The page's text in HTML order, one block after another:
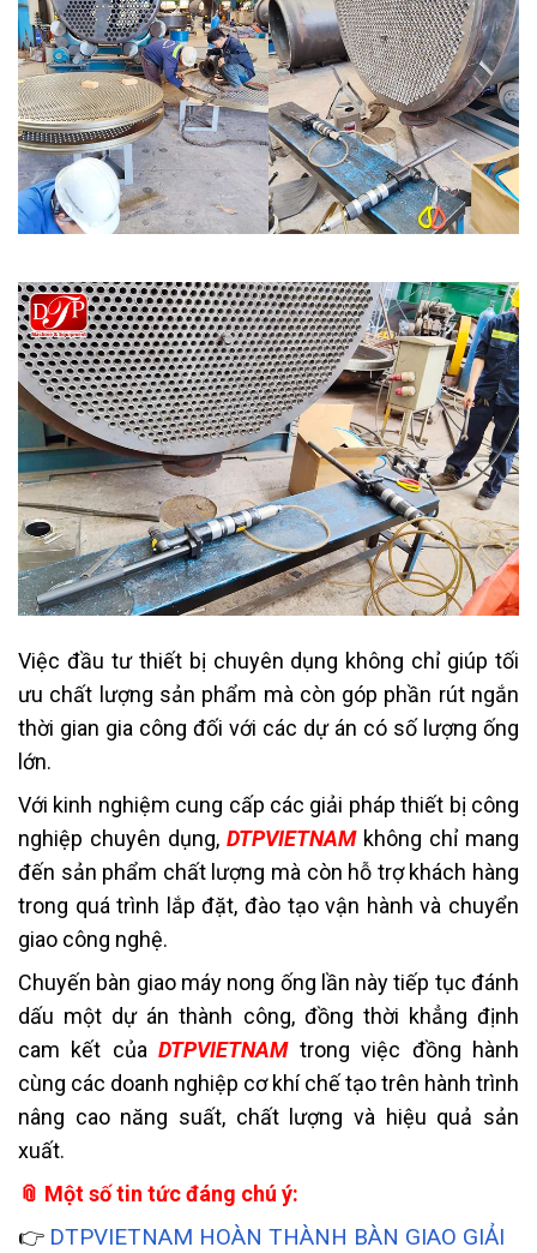
Việc đầu tư thiết bị chuyên dụng không chỉ giúp tối
ưu chất lượng sản phẩm mà còn góp phần rút ngắn
thời gian gia công đối với các dự án có số lượng ống
lớn.
Với kinh nghiệm cung cấp các giải pháp thiết bị công
nghiệp chuyên dụng, DTPVIETNAMkhông chỉ mang
đến sản phẩm chất lượng mà còn hỗ trợ khách hàng
trong quá trình lắp đặt, đào tạo vận hành và chuyển
giao công nghệ.
Chuyến bàn giao máy nong ống lần này tiếp tục đánh
dấu một dự án thành công, đồng thời khẳng định
cam kết củaDTPVIETNAMtrong việc đồng hành
cùng các doanh nghiệp cơ khí chế tạo trên hành trình
nâng cao năng suất, chất lượng và hiệu quả sản
xuất.
📎 Một số tin tức đáng chú ý:
👉 DTPVIETNAM HOÀN THÀNH BÀN GIAO GIẢI